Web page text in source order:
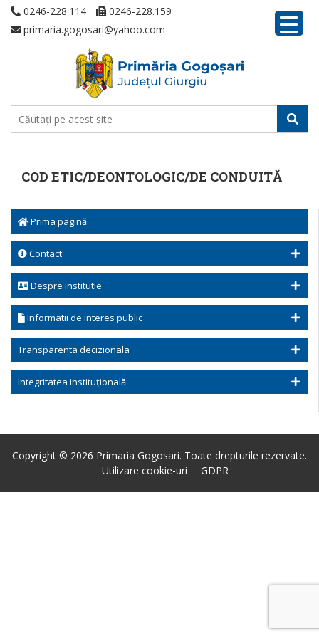
0246-228.114
0246-228.159
primaria.gogosari@yahoo.com
COD ETIC/DEONTOLOGIC/DE CONDUITĂ
Prima pagină
Contact
Despre institutie
Informatii de interes public
Transparenta decizionala
Integritatea instituțională
Copyright © 2026 Primaria Gogosari. Toate drepturile rezervate.
Utilizare cookie-uri
GDPR